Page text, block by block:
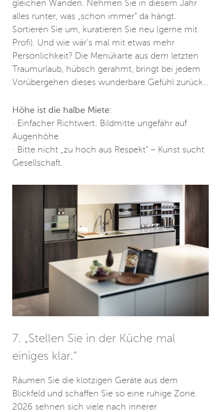
gleichen Wänden. Nehmen Sie in diesem Jahr
alles runter, was „schon immer“ da hängt.
Sortieren Sie um, kuratieren Sie neu (gerne mit
Profi). Und wie wär’s mal mit etwas mehr
Persönlichkeit? Die Menükarte aus dem letzten
Traumurlaub, hübsch gerahmt, bringt bei jedem
Vorübergehen dieses wunderbare Gefühl zurück…
Höhe ist die halbe Miete:
· Einfacher Richtwert: Bildmitte ungefähr auf
Augenhöhe
· Bitte nicht „zu hoch aus Respekt“ – Kunst sucht
Gesellschaft.
7. „Stellen Sie in der Küche mal
einiges klar.“
Räumen Sie die klotzigen Geräte aus dem
Blickfeld und schaffen Sie so eine ruhige Zone.
2026 sehnen sich viele nach innerer